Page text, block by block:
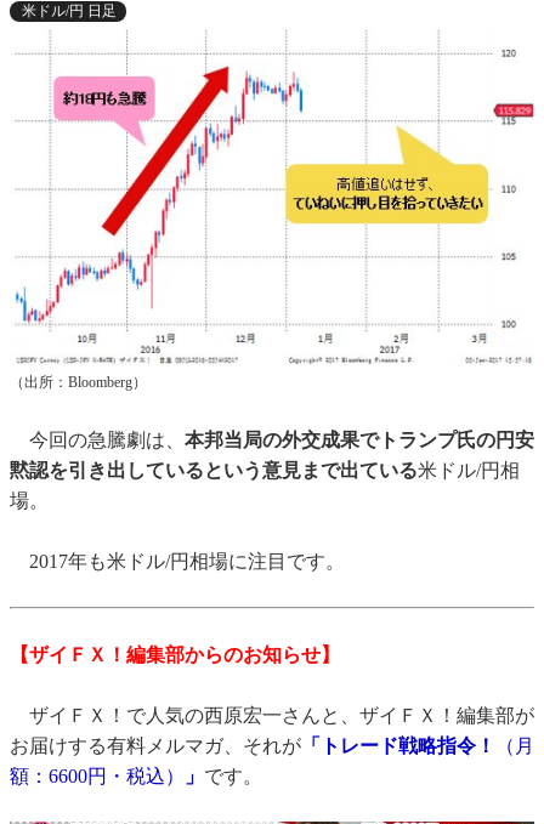
米ドル/円 日足
（出所：Bloomberg）
今回の急騰劇は、 本邦当局の外交成果でトランプ氏の円安
黙認を引き出しているという意見まで出ている米ドル/円相
場。
2017年も米ドル/円相場に注目です。
【ザイＦＸ！編集部からのお知らせ】
ザイＦＸ！で人気の西原宏一さんと、ザイＦＸ！編集部が
お届けする有料メルマガ、それが 「トレード戦略指令！
（月
額：6600円・税込）
」 です。